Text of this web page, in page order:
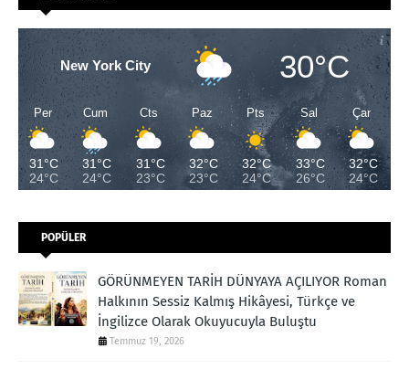
New York City 30°C
Per
31°C
24°C
Cum
31°C
24°C
Cts
31°C
23°C
Paz
32°C
23°C
Pts
32°C
24°C
Sal
33°C
26°C
Çar
32°C
24°C
POPÜLER
GÖRÜNMEYEN TARİH DÜNYAYA AÇILIYOR Roman
Halkının Sessiz Kalmış Hikâyesi, Türkçe ve
İngilizce Olarak Okuyucuyla Buluştu
Temmuz 19, 2026